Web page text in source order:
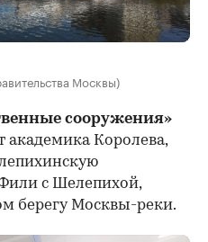
Москвы)
сооружения»
академика Королева,
с Шелепихой,
берегу Москвы-реки.